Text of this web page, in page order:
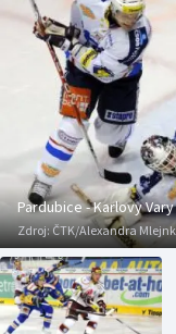
DALŠÍ SPORTY
Americký fotbal
Baseball a softbal
Basketbal
Biatlon
Boby a skeleton
NEPŘEHLÉDNĚTE
Soutěže
Historické návraty
Aplikace ČT sport
AZ kvíz
Pardubice - Karlovy Vary
Zdroj:ČTK/Alexandra